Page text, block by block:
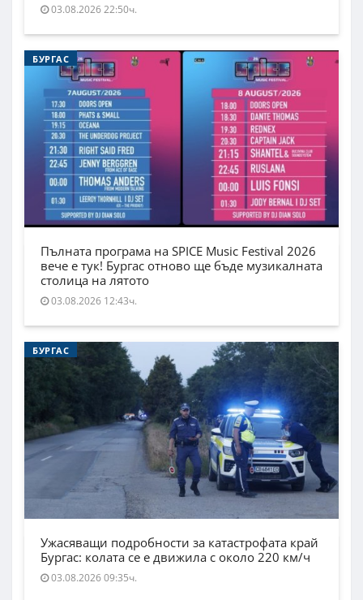
03.08.2026 22:50ч.
БУРГАС
Пълната програма на SPICE Music Festival 2026
вече е тук! Бургас отново ще бъде музикалната
столица на лятото
03.08.2026 12:43ч.
БУРГАС
Ужасяващи подробности за катастрофата край
Бургас: колата се е движила с около 220 км/ч
03.08.2026 09:35ч.